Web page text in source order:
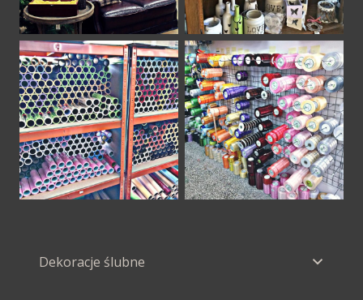
Dekoracje ślubne